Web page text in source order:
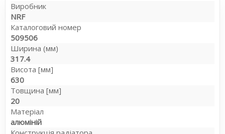
Виробник
NRF
Каталоговий номер
509506
Ширина (мм)
317.4
Висота [мм]
630
Товщина [мм]
20
Матеріал
алюміній